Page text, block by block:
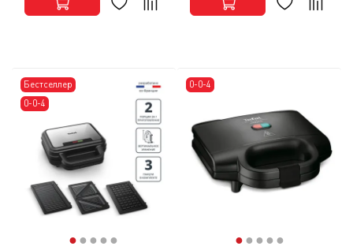
Бестселлер
0-0-4
●● ● ● ●
0-0-4
●● ● ● ●